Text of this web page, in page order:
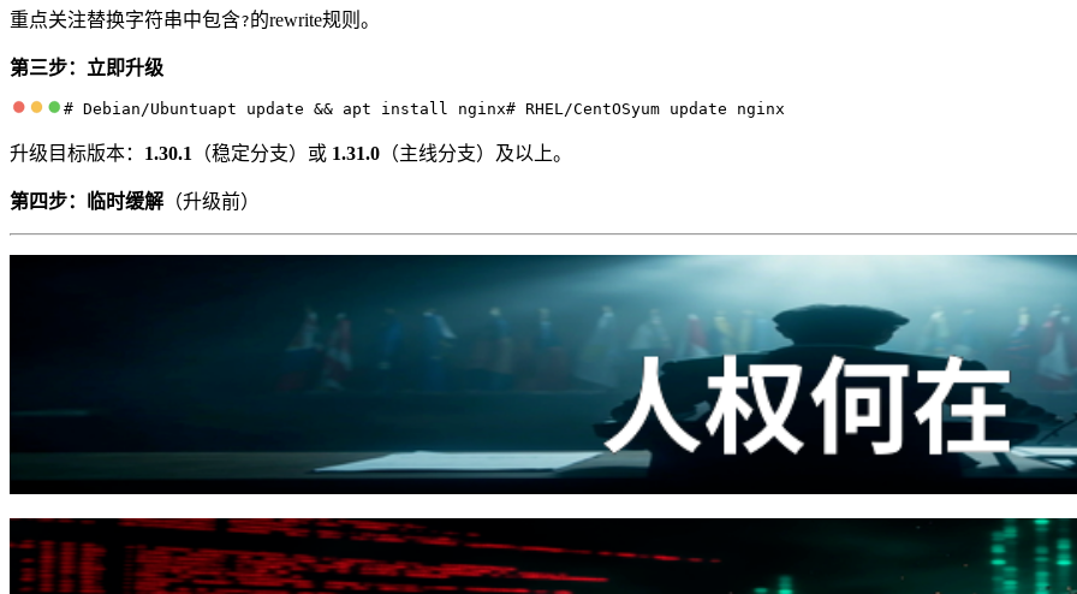
重点关注替换字符串中包含?的rewrite规则。
第三步：立即升级
# Debian/Ubuntuapt update && apt install nginx# RHEL/CentOSyum update nginx
升级目标版本： 1.30.1 （稳定分支）或 1.31.0 （主线分支）及以上。
第四步：临时缓解 （升级前）